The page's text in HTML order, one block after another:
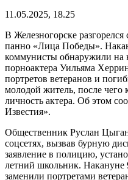
11.05.2025, 18.25
В Железногорске разгорелся
панно «Лица Победы».
коммунисты обнаружили на
порноактера Уильяма
портретов ветеранов и
молодой житель, после
личность актера. Об этом
Известия».
Общественник Руслан
соцсетях, вызвав бурную
заявление в полицию,
летний школьник. Накануне
заменили портретами